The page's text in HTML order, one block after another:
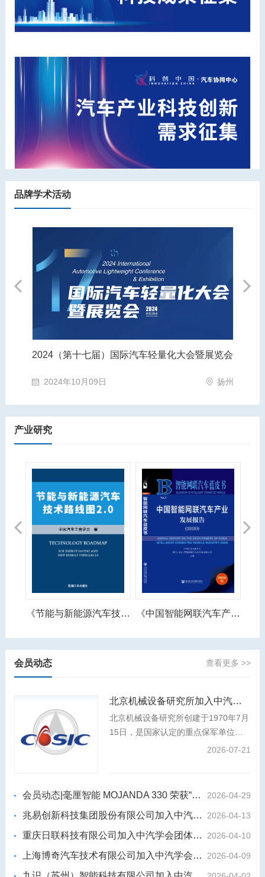
品牌学术活动
Previous
2024（第十七届）国际汽车轻量化大会暨展览会
2024年10月09日 扬州
Next
产业研究
Previous
《节能与新能源汽车技术路线图》 《中国智能网联汽车产业发展报告》
Next
会员动态 查看更多 >>
北京机械设备研究所加入中汽学会团体会员
北京机械设备研究所创建于1970年7月
15日，是国家认定的重点保军单位、
装发专业组副组长单位，是我国航天事
2026-07-21
会员动态|毫厘智能 MOJANDA 330 荣获“2026年度影响力汽车芯片” 2026-04-29
兆易创新科技集团股份有限公司加入中汽学会团体会员 2026-04-13
重庆日联科技有限公司加入中汽学会团体会员 2026-04-10
上海博奇汽车技术有限公司加入中汽学会团体会员 2026-04-09